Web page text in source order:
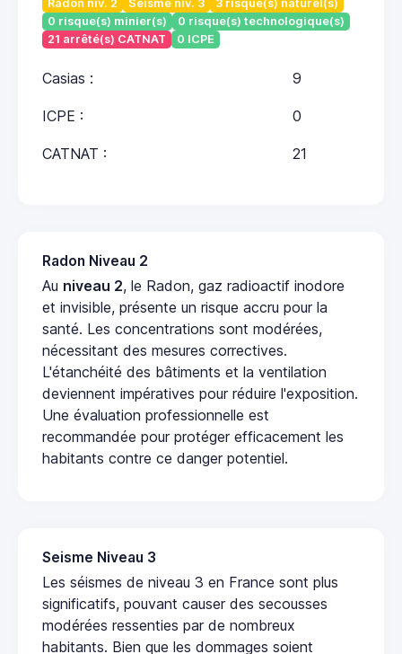
Radon niv. 2 Séisme niv. 3
3 risque(s) naturel(s)
0 risque(s) minier(s)
0 risque(s) technologique(s)
21 arrêté(s) CATNAT
0 ICPE
Casias : 9
ICPE : 0
CATNAT : 21
Radon Niveau 2
Au niveau 2, le Radon, gaz radioactif inodore
et invisible, présente un risque accru pour la
santé. Les concentrations sont modérées,
nécessitant des mesures correctives.
L'étanchéité des bâtiments et la ventilation
deviennent impératives pour réduire l'exposition.
Une évaluation professionnelle est
recommandée pour protéger efficacement les
habitants contre ce danger potentiel.
Seisme Niveau 3
Les séismes de niveau 3 en France sont plus
significatifs, pouvant causer des secousses
modérées ressenties par de nombreux
habitants. Bien que les dommages soient